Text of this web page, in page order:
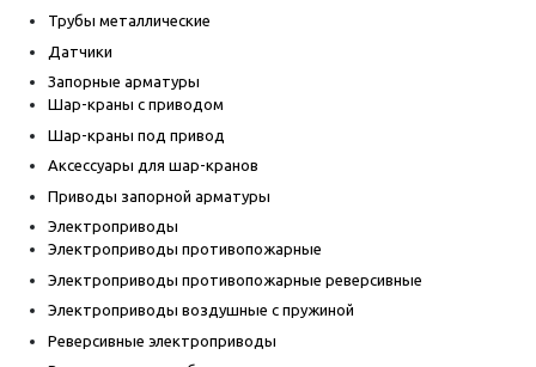
Трубы металлические
Датчики
Запорные арматуры
Шар-краны с приводом
Шар-краны под привод
Аксессуары для шар-кранов
Приводы запорной арматуры
Электроприводы
Электроприводы противопожарные
Электроприводы противопожарные реверсивные
Электроприводы воздушные с пружиной
Реверсивные электроприводы